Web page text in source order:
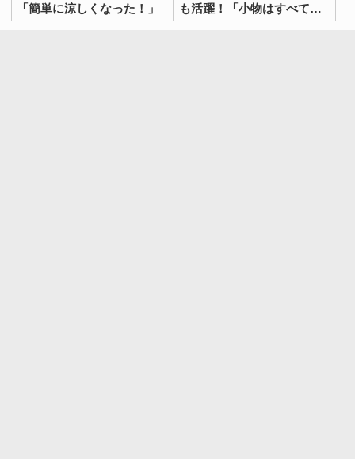
「簡単に涼しくなった！」
も活躍！「小物はすべてこ
れに収納したい」